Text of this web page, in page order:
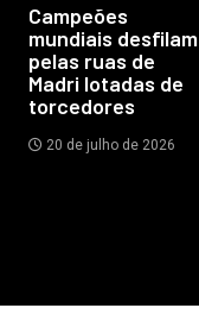
Campeões
mundiais desfilam
pelas ruas de
Madri lotadas de
torcedores
20 de julho de 2026